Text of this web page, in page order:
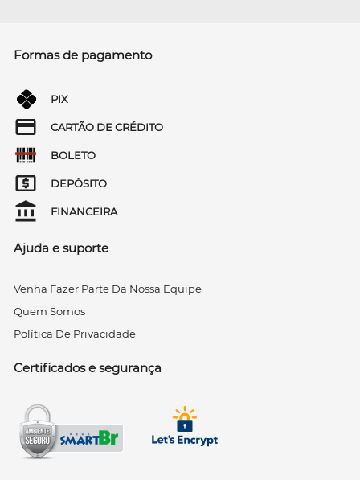
Formas de pagamento
PIX
CARTÃO DE CRÉDITO
BOLETO
DEPÓSITO
FINANCEIRA
Ajuda e suporte
Venha Fazer Parte Da Nossa Equipe
Quem Somos
Política De Privacidade
Certificados e segurança